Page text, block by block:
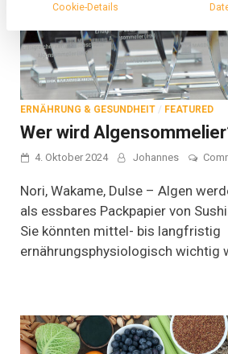
ERNÄHRUNG & GESUNDHEIT / FEATURED
Wer wird
4. Oktober 2024 Johannes
Nori, Wakame, Dulse – Algen
als essbares Packpapier von
Sie könnten mittel- bis langfristig
ernährungsphysiologisch wichtig
Cookie-Details